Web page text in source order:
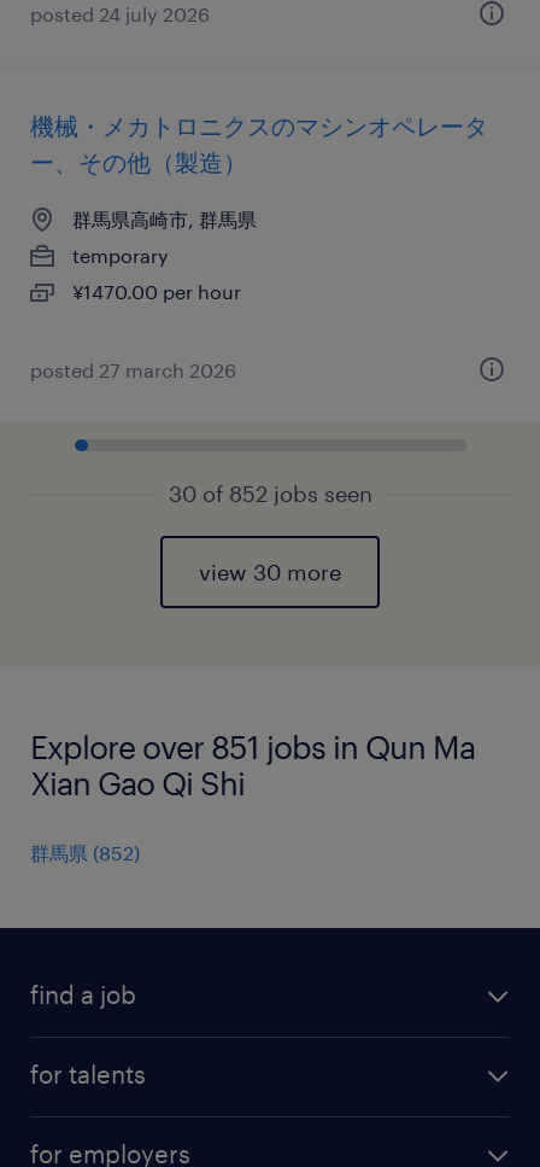
posted 24 july 2026
機械・メカトロニクスのマシンオペレータ
ー、その他（製造）
群馬県高崎市, 群馬県
temporary
¥1470.00 per hour
posted 27 march 2026
30 of 852 jobs seen
view 30 more
Explore over 851 jobs in Qun Ma
Xian Gao Qi Shi
群馬県 (852)
find a job
for talents
for employers